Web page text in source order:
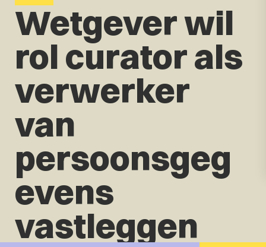
Wetgever wil
rol curator als
verwerker
van
persoonsgeg
evens
vastleggen